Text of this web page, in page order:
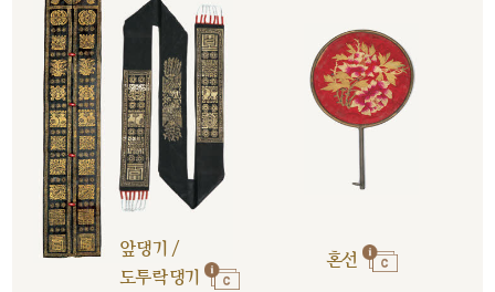
앞댕기 /
도투락댕기
혼선